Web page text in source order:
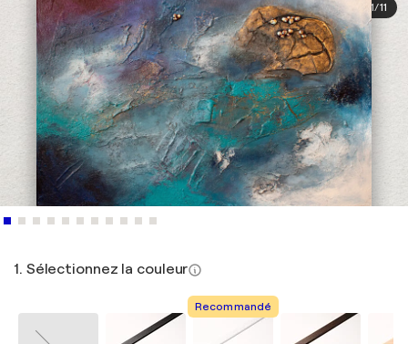
1/11
1. Sélectionnez la couleur
Recommandé